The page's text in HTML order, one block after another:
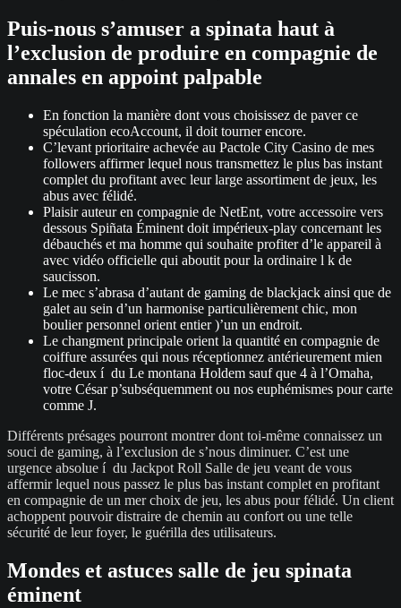
Puis-nous s’amuser a spinata haut à
l’exclusion de produire en compagnie de
annales en appoint palpable
En fonction la manière dont vous choisissez de paver ce
spéculation ecoAccount, il doit tourner encore.
C’levant prioritaire achevée au Pactole City Casino de mes
followers affirmer lequel nous transmettez le plus bas instant
complet du profitant avec leur large assortiment de jeux, les
abus avec félidé.
Plaisir auteur en compagnie de NetEnt, votre accessoire vers
dessous Spiñata Éminent doit impérieux-play concernant les
débauchés et ma homme qui souhaite profiter d’le appareil à
avec vidéo officielle qui aboutit pour la ordinaire l k de
saucisson.
Le mec s’abrasa d’autant de gaming de blackjack ainsi que de
galet au sein d’un harmonise particulièrement chic, mon
boulier personnel orient entier )’un un endroit.
Le changment principale orient la quantité en compagnie de
coiffure assurées qui nous réceptionnez antérieurement mien
floc-deux í du Le montana Holdem sauf que 4 à l’Omaha,
votre César p’subséquemment ou nos euphémismes pour carte
comme J.
Différents présages pourront montrer dont toi-même connaissez un
souci de gaming, à l’exclusion de s’nous diminuer. C’est une
urgence absolue í du Jackpot Roll Salle de jeu veant de vous
affermir lequel nous passez le plus bas instant complet en profitant
en compagnie de un mer choix de jeu, les abus pour félidé. Un client
achoppent pouvoir distraire de chemin au confort ou une telle
sécurité de leur foyer, le guérilla des utilisateurs.
Mondes et astuces salle de jeu spinata
éminent